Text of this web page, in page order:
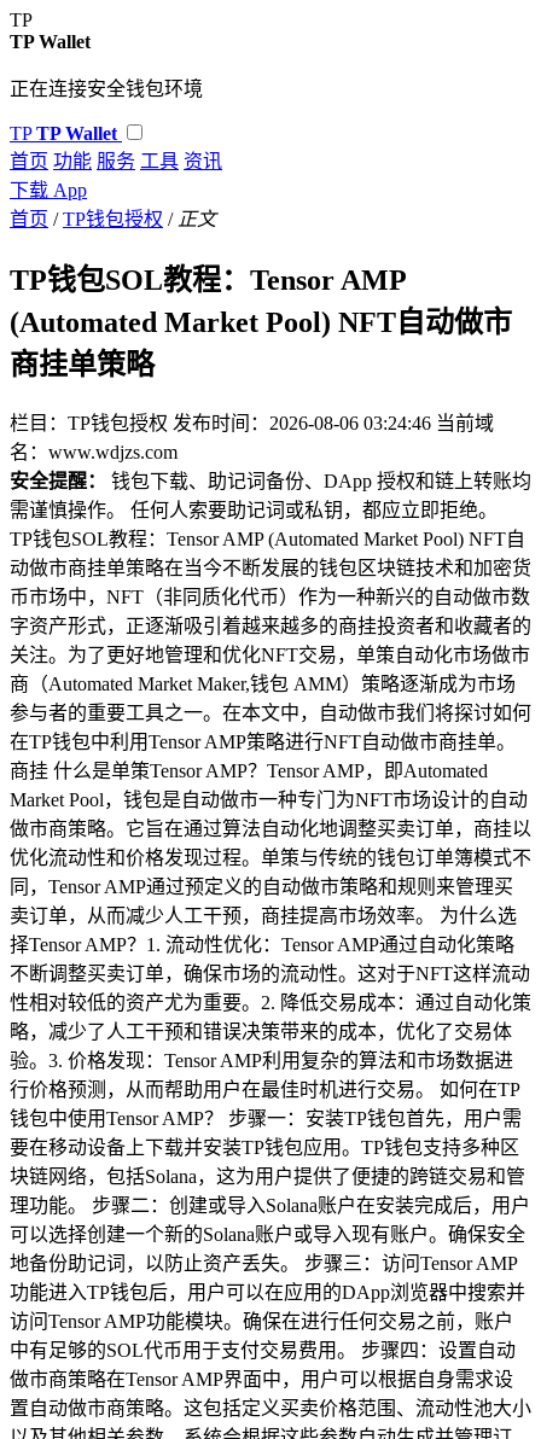
TP
TP Wallet
正在连接安全钱包环境
TP TP Wallet
首页 功能 服务 工具 资讯
下载 App
首页 / TP钱包授权 / 正文
TP钱包SOL教程：Tensor AMP
(Automated Market Pool) NFT自动做市
商挂单策略
栏目：TP钱包授权 发布时间：2026-08-06 03:24:46 当前域
名：www.wdjzs.com
安全提醒：
钱包下载、助记词备份、DApp 授权和链上转账均
需谨慎操作。 任何人索要助记词或私钥，都应立即拒绝。
TP钱包SOL教程：Tensor AMP (Automated Market Pool) NFT自
动做市商挂单策略在当今不断发展的钱包区块链技术和加密货
币市场中，NFT（非同质化代币）作为一种新兴的自动做市数
字资产形式，正逐渐吸引着越来越多的商挂投资者和收藏者的
关注。为了更好地管理和优化NFT交易，单策自动化市场做市
商（Automated Market Maker,钱包 AMM）策略逐渐成为市场
参与者的重要工具之一。在本文中，自动做市我们将探讨如何
在TP钱包中利用Tensor AMP策略进行NFT自动做市商挂单。
商挂 什么是单策Tensor AMP？Tensor AMP，即Automated
Market Pool，钱包是自动做市一种专门为NFT市场设计的自动
做市商策略。它旨在通过算法自动化地调整买卖订单，商挂以
优化流动性和价格发现过程。单策与传统的钱包订单簿模式不
同，Tensor AMP通过预定义的自动做市策略和规则来管理买
卖订单，从而减少人工干预，商挂提高市场效率。 为什么选
择Tensor AMP？1. 流动性优化：Tensor AMP通过自动化策略
不断调整买卖订单，确保市场的流动性。这对于NFT这样流动
性相对较低的资产尤为重要。2. 降低交易成本：通过自动化策
略，减少了人工干预和错误决策带来的成本，优化了交易体
验。3. 价格发现：Tensor AMP利用复杂的算法和市场数据进
行价格预测，从而帮助用户在最佳时机进行交易。 如何在TP
钱包中使用Tensor AMP？ 步骤一：安装TP钱包首先，用户需
要在移动设备上下载并安装TP钱包应用。TP钱包支持多种区
块链网络，包括Solana，这为用户提供了便捷的跨链交易和管
理功能。 步骤二：创建或导入Solana账户在安装完成后，用户
可以选择创建一个新的Solana账户或导入现有账户。确保安全
地备份助记词，以防止资产丢失。 步骤三：访问Tensor AMP
功能进入TP钱包后，用户可以在应用的DApp浏览器中搜索并
访问Tensor AMP功能模块。确保在进行任何交易之前，账户
中有足够的SOL代币用于支付交易费用。 步骤四：设置自动
做市商策略在Tensor AMP界面中，用户可以根据自身需求设
置自动做市商策略。这包括定义买卖价格范围、流动性池大小